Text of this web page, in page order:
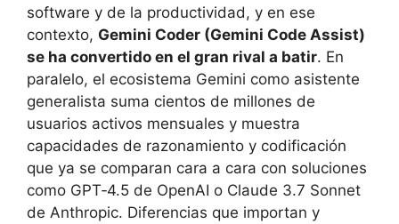
software y de la productividad, y en ese
contexto, Gemini Coder (Gemini Code Assist)
se ha convertido en el gran rival a batir. En
paralelo, el ecosistema Gemini como asistente
generalista suma cientos de millones de
usuarios activos mensuales y muestra
capacidades de razonamiento y codificación
que ya se comparan cara a cara con soluciones
como GPT‑4.5 de OpenAI o Claude 3.7 Sonnet
de Anthropic. Diferencias que importan y